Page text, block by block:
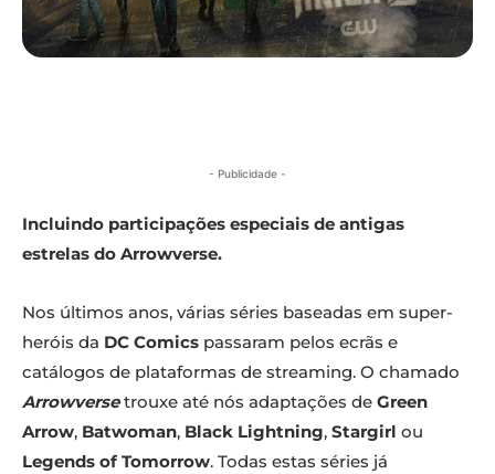
- Publicidade -
Incluindo participações especiais de antigas
estrelas do Arrowverse.
Nos últimos anos, várias séries baseadas em super-
heróis da DC Comics passaram pelos ecrãs e
catálogos de plataformas de streaming. O chamado
Arrowversetrouxe até nós adaptações de Green
Arrow, Batwoman, Black Lightning, Stargirl ou
Legends of Tomorrow. Todas estas séries já